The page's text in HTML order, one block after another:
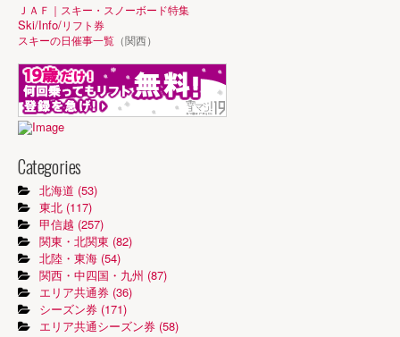
ＪＡＦ｜スキー・スノーボード特集
Ski/Info/リフト券
スキーの日催事一覧 （関西）
Categories
北海道 (53)
東北 (117)
甲信越 (257)
関東・北関東 (82)
北陸・東海 (54)
関西・中四国・九州 (87)
エリア共通券 (36)
シーズン券 (171)
エリア共通シーズン券 (58)